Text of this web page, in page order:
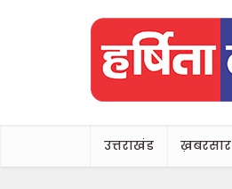
उत्तराखंड ख़बरसार